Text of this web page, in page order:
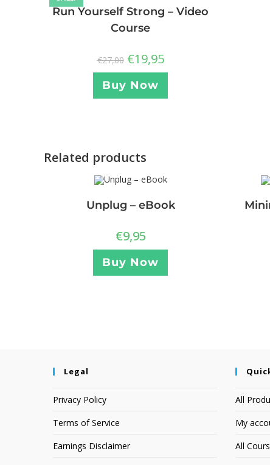
Run Yourself Strong – Video
Course
€27,00 €19,95
Buy Now
Related products
Unplug – eBook
€9,95
Buy Now
Legal
Privacy Policy
Terms of Service
Earnings Disclaimer
All
My
All